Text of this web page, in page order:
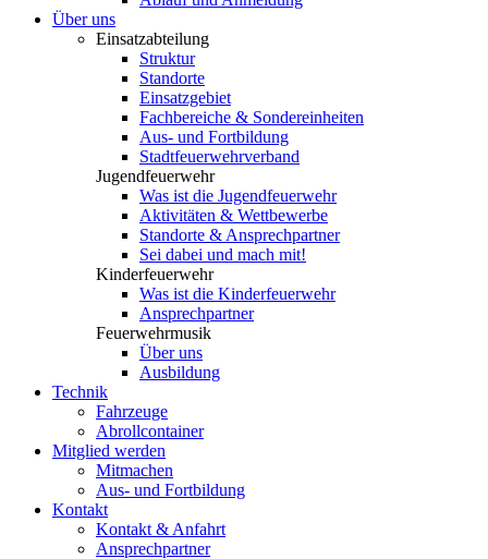
Über uns
Einsatzabteilung
Struktur
Standorte
Einsatzgebiet
Fachbereiche & Sondereinheiten
Aus- und Fortbildung
Stadtfeuerwehrverband
Jugendfeuerwehr
Was ist die Jugendfeuerwehr
Aktivitäten & Wettbewerbe
Standorte & Ansprechpartner
Sei dabei und mach mit!
Kinderfeuerwehr
Was ist die Kinderfeuerwehr
Ansprechpartner
Feuerwehrmusik
Über uns
Ausbildung
Technik
Fahrzeuge
Abrollcontainer
Mitglied werden
Mitmachen
Aus- und Fortbildung
Kontakt
Kontakt & Anfahrt
Ansprechpartner